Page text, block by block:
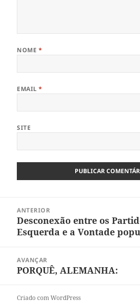
NOME *
EMAIL*
SITE
artigos
ANTERIOR
Artigo
anterior:
Desconexão entre os
Esquerda e a Vontade
AVANÇAR
Artigo
PORQUÊ, ALEMANHA:
Criado com WordPress